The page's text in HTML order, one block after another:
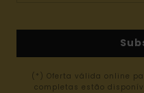
(*) Oferta válida online
completas estão